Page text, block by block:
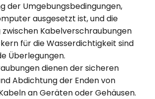
der Umgebungsbedingungen,
ausgesetzt ist, und die
zwischen Kabelverschraubungen
für die Wasserdichtigkeit sind
Überlegungen.
dienen der sicheren
Abdichtung der Enden von
an Geräten oder Gehäusen.